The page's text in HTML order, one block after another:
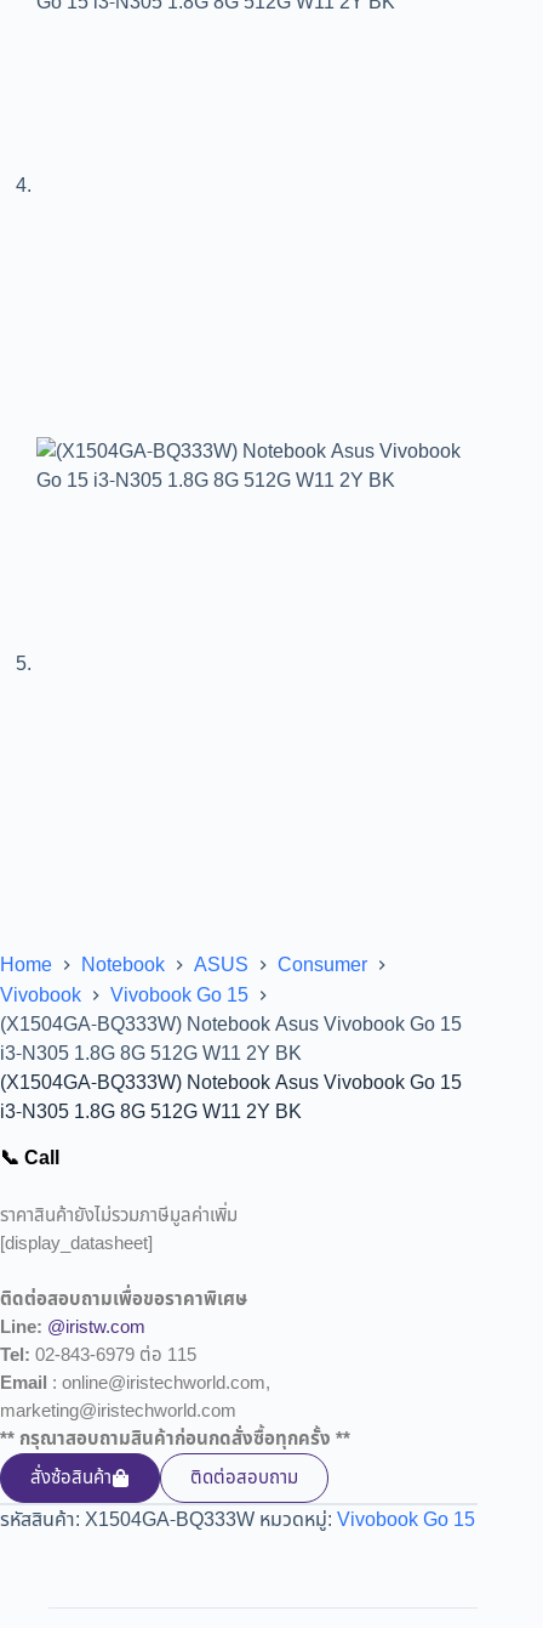
Home Notebook ASUS
Consumer
Vivobook
Vivobook Go 15
(X1504GA-BQ333W) Notebook Asus Vivobook Go 15
i3-N305 1.8G 8G 512G W11 2Y BK
(X1504GA-BQ333W) Notebook Asus Vivobook Go 15
i3-N305 1.8G 8G 512G W11 2Y BK
📞 Call
ราคาสินค้ายังไม่รวมภาษีมูลค่าเพิ่ม
[display_datasheet]
ติดต่อสอบถามเพื่อขอราคาพิเศษ
Line: @iristw.com
Tel: 02-843-6979 ต่อ 115
Email : online@iristechworld.com,
marketing@iristechworld.com
** กรุณาสอบถามสินค้าก่อนกดสั่งซื้อทุกครั้ง **
สั่งซ้อสินค้า
ติดต่อสอบถาม
รหัสสินค้า: X1504GA-BQ333W หมวดหมู่: Vivobook Go 15